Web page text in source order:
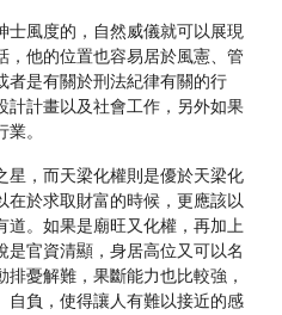
風度的，自然威儀就可以展現
，他的位置也容易居於風憲、管
者是有關於刑法紀律有關的行
計計畫以及社會工作，另外如果
。
星，而天梁化權則是優於天梁化
於求取財富的時候，更應該以
。如果是廟旺又化權，再加上
是官資清顯，身居高位又可以名
憂解難，果斷能力也比較強，
自負，使得讓人有難以接近的感